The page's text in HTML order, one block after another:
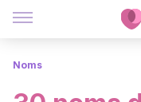
Noms